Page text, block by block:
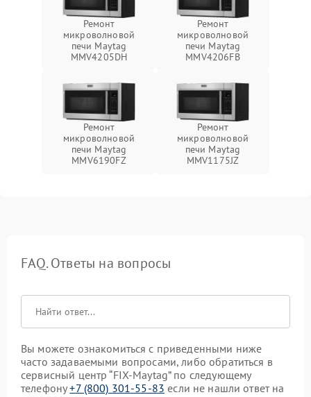
Ремонт
микроволновой
печи Maytag
MMV4205DH
Ремонт
микроволновой
печи Maytag
MMV4206FB
Ремонт
микроволновой
печи Maytag
MMV6190FZ
Ремонт
микроволновой
печи Maytag
MMV1175JZ
FAQ. Ответы на вопросы
Вы можете ознакомиться с приведенными ниже
часто задаваемыми вопросами, либо обратиться в
сервисный центр “FIX-Maytag” по следующему
телефону+7 (800) 301-55-83 если не нашли ответ на